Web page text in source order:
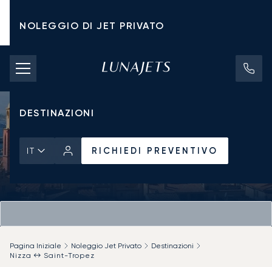
NOLEGGIO DI JET PRIVATO
TARIFFE DI NOLEGGIO
JET PRIVATI
DESTINAZIONI
IT RICHIEDI PREVENTIVO
Pagina Iniziale Noleggio Jet Privato
Destinazioni
Nizza ↔ Saint-Tropez